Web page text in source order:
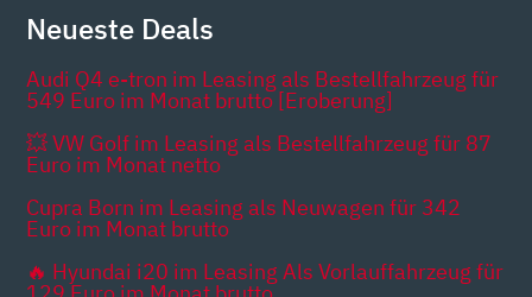
Neueste Deals
Audi Q4 e-tron im Leasing als Bestellfahrzeug für
549 Euro im Monat brutto [Eroberung]
💥 VW Golf im Leasing als Bestellfahrzeug für 87
Euro im Monat netto
Cupra Born im Leasing als Neuwagen für 342
Euro im Monat brutto
🔥 Hyundai i20 im Leasing Als Vorlauffahrzeug für